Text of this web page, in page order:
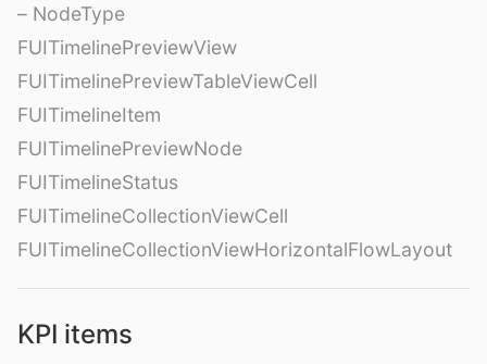
– NodeType
FUITimelinePreviewView
FUITimelinePreviewTableViewCell
FUITimelineItem
FUITimelinePreviewNode
FUITimelineStatus
FUITimelineCollectionViewCell
FUITimelineCollectionViewHorizontalFlowLayout
KPI items